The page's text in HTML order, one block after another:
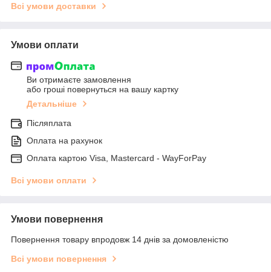
Всі умови доставки
Умови оплати
Ви отримаєте замовлення
або гроші повернуться на вашу картку
Детальніше
Післяплата
Оплата на рахунок
Оплата картою Visa, Mastercard - WayForPay
Всі умови оплати
Умови повернення
Повернення товару впродовж 14 днів за домовленістю
Всі умови повернення